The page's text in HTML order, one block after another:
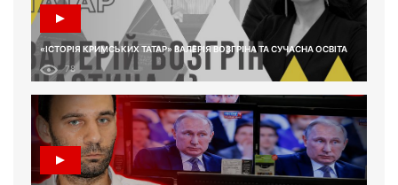
«ІСТОРІЯ КРИМСЬКИХ ТАТАР» ВАЛЕРІЯ ВОЗГРІНА ТА СУЧАСНА ОСВІТА
78